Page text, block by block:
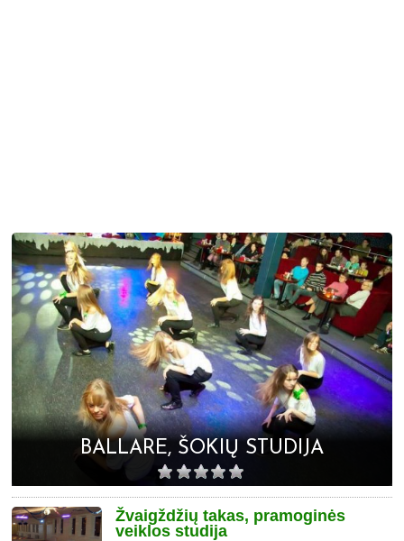
BALLARE, ŠOKIŲ STUDIJA
Žvaigždžių takas, pramoginės
veiklos studija